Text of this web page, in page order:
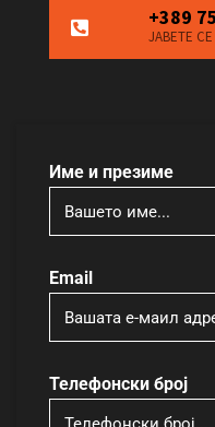
+389
ЈАВЕТЕ
Име и презиме
Email
Телефонски број